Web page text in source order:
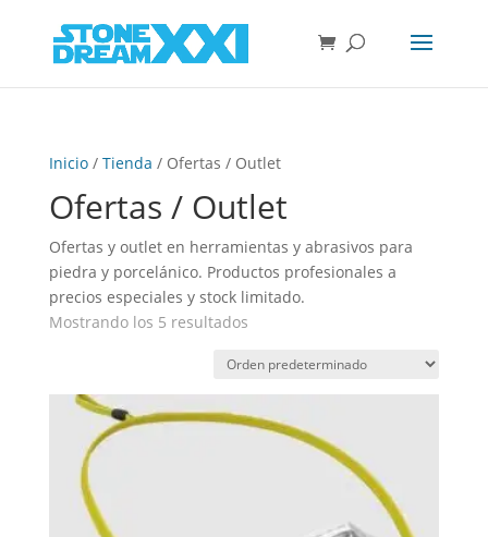
Inicio/ Tienda / Ofertas / Outlet
Ofertas / Outlet
Ofertas y outlet en herramientas y abrasivos para
piedra y porcelánico. Productos profesionales a
precios especiales y stock limitado.
Mostrando los 5 resultados